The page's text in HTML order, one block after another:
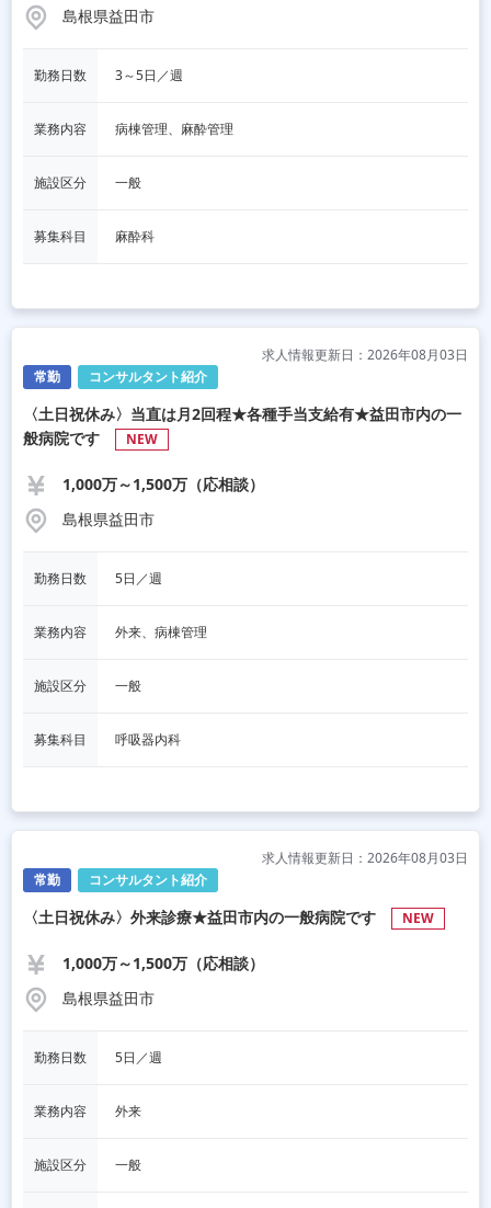
島根県益田市
勤務日数 3～5日／週
業務内容 病棟管理、麻酔管理
施設区分 一般
募集科目 麻酔科
常勤 コンサルタント紹介
求人情報更新日：2026年08月03日
〈土日祝休み〉当直は月2回程★各種手当支給有★益田市内の一
般病院です
NEW
1,000万～1,500万（応相談）
島根県益田市
勤務日数 5日／週
業務内容 外来、病棟管理
施設区分 一般
募集科目 呼吸器内科
常勤 コンサルタント紹介
求人情報更新日：2026年08月03日
〈土日祝休み〉外来診療★益田市内の一般病院です NEW
1,000万～1,500万（応相談）
島根県益田市
勤務日数 5日／週
業務内容 外来
施設区分 一般